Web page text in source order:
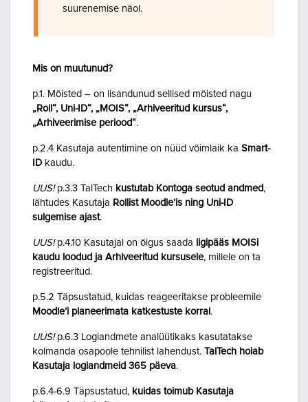
suurenemise näol.
Mis on muutunud?
p.1. Mõisted – on lisandunud sellised mõisted nagu
„Roll“, Uni-ID“, „MOIS“, „Arhiveeritud kursus“,
„Arhiveerimise periood“.
p.2.4 Kasutaja autentimine on nüüd võimlaik ka Smart-
ID kaudu.
UUS!p.3.3 TalTech kustutab Kontoga seotud andmed,
lähtudes Kasutaja Rollist Moodle’is ning Uni-ID
sulgemise ajast.
UUS!p.4.10 Kasutajal on õigus saada ligipääs MOISi
kaudu loodud ja Arhiveeritud kursusele, millele on ta
registreeritud.
p.5.2 Täpsustatud, kuidas reageeritakse probleemile
Moodle’i planeerimata katkestuste korral .
UUS!p.6.3 Logiandmete analüütikaks kasutatakse
kolmanda osapoole tehnilist lahendust. TalTech hoiab
Kasutaja logiandmeid 365 päeva.
p.6.4-6.9 Täpsustatud, kuidas toimub Kasutaja